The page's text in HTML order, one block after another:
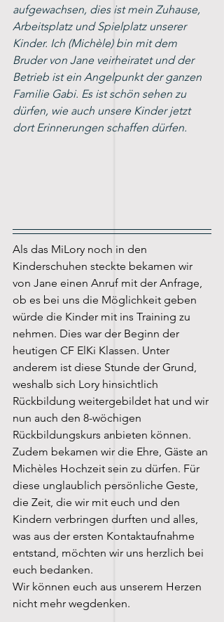
aufgewachsen, dies ist mein Zuhause,
Arbeitsplatz und Spielplatz unserer
Kinder. Ich (Michèle) bin mit dem
Bruder von Jane veirheiratet und der
Betrieb ist ein Angelpunkt der ganzen
Familie Gabi. Es ist schön sehen zu
dürfen, wie auch unsere Kinder jetzt
dort Erinnerungen schaffen dürfen.
Als das MiLory noch in den
Kinderschuhen steckte bekamen wir
von Jane einen Anruf mit der Anfrage,
ob es bei uns die Möglichkeit geben
würde die Kinder mit ins Training zu
nehmen. Dies war der Beginn der
heutigen CF ElKi Klassen. Unter
anderem ist diese Stunde der Grund,
weshalb sich Lory hinsichtlich
Rückbildung weitergebildet hat und wir
nun auch den 8-wöchigen
Rückbildungskurs anbieten können.
Zudem bekamen wir die Ehre, Gäste an
Michèles Hochzeit sein zu dürfen. Für
diese unglaublich persönliche Geste,
die Zeit, die wir mit euch und den
Kindern verbringen durften und alles,
was aus der ersten Kontaktaufnahme
entstand, möchten wir uns herzlich bei
euch bedanken.
Wir können euch aus unserem Herzen
nicht mehr wegdenken.